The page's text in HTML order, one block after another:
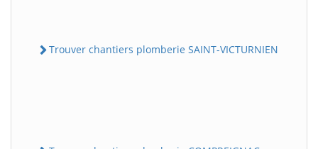
Trouver chantiers plomberie SAINT-VICTURNIEN